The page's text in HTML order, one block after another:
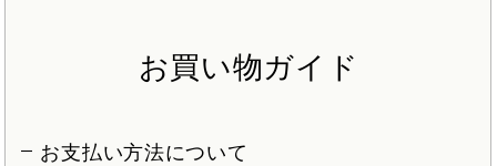
お買い物ガイド
お支払い方法について